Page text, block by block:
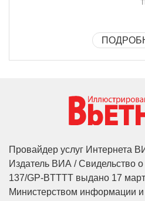
Провайдер услуг Интернета
Издатель ВИА / Свидельство
137/GP-BTTTT выдано 17
Министерством информации